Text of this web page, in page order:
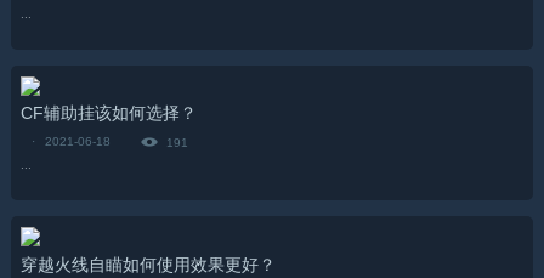
...
CF辅助挂该如何选择？
· 2021-06-18
191
...
穿越火线自瞄如何使用效果更好？